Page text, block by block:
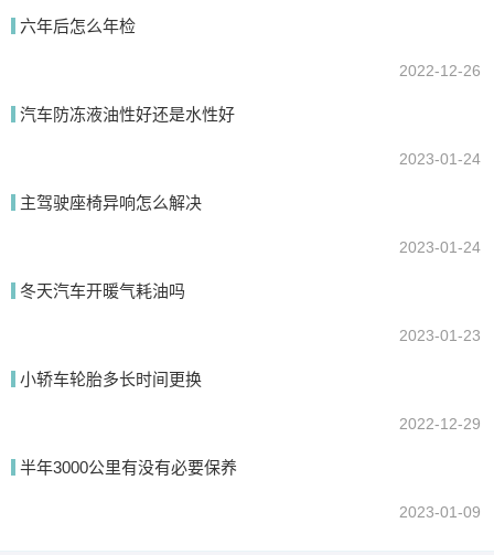
六年后怎么年检
2022-12-26
汽车防冻液油性好还是水性好
2023-01-24
主驾驶座椅异响怎么解决
2023-01-24
冬天汽车开暖气耗油吗
2023-01-23
小轿车轮胎多长时间更换
2022-12-29
半年3000公里有没有必要保养
2023-01-09